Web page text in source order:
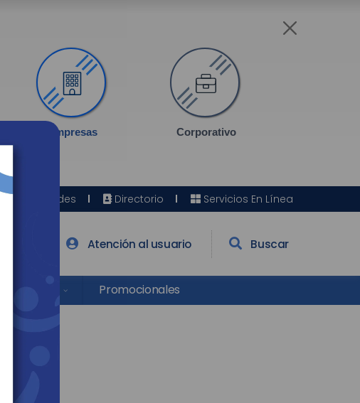
Empresas Corporativo
Sedes Directorio Servicios En Línea
Atención al usuario Buscar
Promocionales